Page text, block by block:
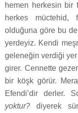
hemen herkesin bir
herkes müctehid,
olduğuna göre bu
yerdeyiz. Kendi
geleneğin verdiği
girer. Cennette
bir köşk görür.
Efendi’dir derler.
yoktur? diyerek